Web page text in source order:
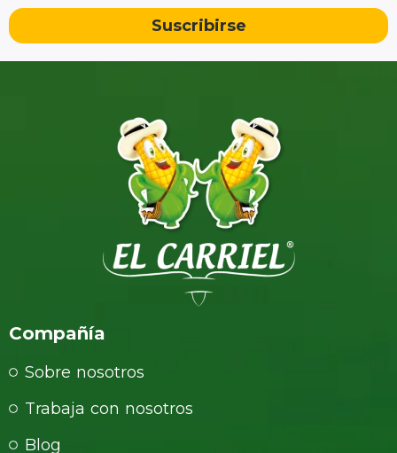
Suscribirse
Compañía
Sobre nosotros
Trabaja con nosotros
Blog